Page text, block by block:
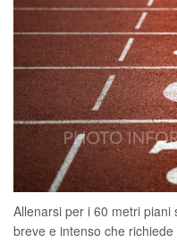
Allenarsi per i 60 metri piani
breve e intenso che